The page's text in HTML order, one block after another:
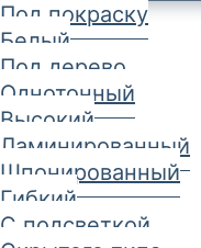
Под покраску
Белый
Под дерево
Однотонный
Высокий
Ламинированный
Шпонированный
Гибкий
С подсветкой